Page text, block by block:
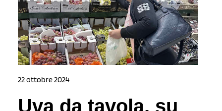
22 ottobre 2024
Uva da tavola, su